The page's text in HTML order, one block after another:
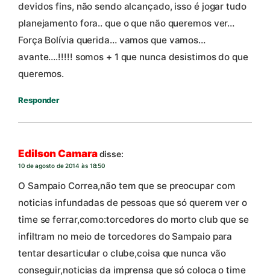
devidos fins, não sendo alcançado, isso é jogar tudo
planejamento fora.. que o que não queremos ver…
Força Bolívia querida… vamos que vamos…
avante….!!!!! somos + 1 que nunca desistimos do que
queremos.
Responder
Edilson Camaradisse:
10 de agosto de 2014 às 18:50
O Sampaio Correa,não tem que se preocupar com
noticias infundadas de pessoas que só querem ver o
time se ferrar,como:torcedores do morto club que se
infiltram no meio de torcedores do Sampaio para
tentar desarticular o clube,coisa que nunca vão
conseguir,noticias da imprensa que só coloca o time